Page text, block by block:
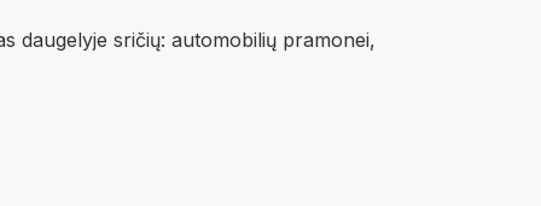
daugelyje sričių: automobilių pramonei,